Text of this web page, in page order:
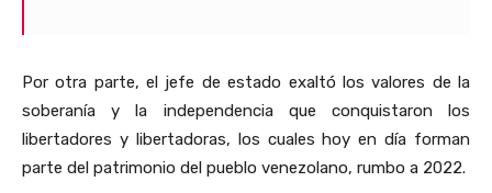
Por otra parte, el jefe de estado exaltó los valores de la
soberanía y la independencia que conquistaron los
libertadores y libertadoras, los cuales hoy en día forman
parte del patrimonio del pueblo venezolano, rumbo a 2022.